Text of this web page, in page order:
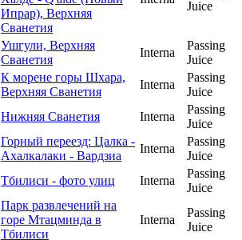
Ипрар), Верхняя
Сванетия
Juice
Ушгули, Верхняя
Сванетия
Interna
Passing
Juice
К морене горы Шхара,
Верхняя Сванетия
Interna
Passing
Juice
Нижняя Сванетия
Interna
Passing
Juice
Горный переезд: Цалка -
Ахалкалаки - Вардзиа
Interna
Passing
Juice
Тбилиси - фото улиц
Interna
Passing
Juice
Парк развлечений на
горе Мтацминда в
Тбилиси
Interna
Passing
Juice